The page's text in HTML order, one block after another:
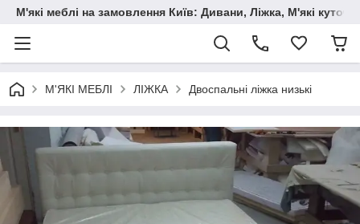
М'які меблі на замовлення Київ: Дивани, Ліжка, М'які
М'ЯКІ МЕБЛІ ЛІЖКА Двоспальні ліжка низькі